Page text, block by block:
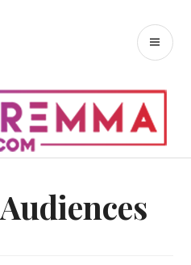
Audiences